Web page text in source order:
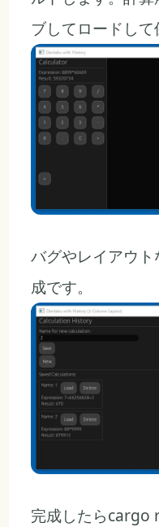
ブしてロードして
バグやレイアウ
成です。
完成したらcargo